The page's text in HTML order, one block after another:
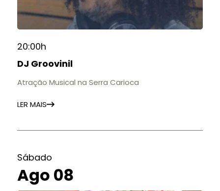
20:00h
DJ Groovinil
Atração Musical na Serra Carioca
LER MAIS
Sábado
Ago 08